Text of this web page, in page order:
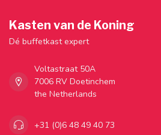
Kasten van de Koning
Dé buffetkast expert
Voltastraat 50A
7006 RV Doetinchem
the Netherlands
+31 (0)6 48 49 40 73